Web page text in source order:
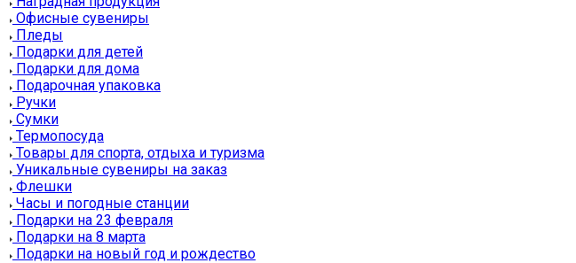
Офисные сувениры
Пледы
Подарки для детей
Подарки для дома
Подарочная упаковка
Ручки
Сумки
Термопосуда
Товары для спорта, отдыха и туризма
Уникальные сувениры на заказ
Флешки
Часы и погодные станции
Подарки на 23 февраля
Подарки на 8 марта
Подарки на новый год и рождество